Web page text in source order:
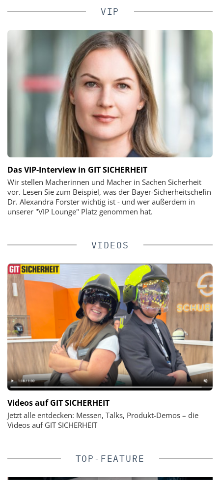
VIP
Das VIP-Interview in GIT SICHERHEIT
Wir stellen Macherinnen und Macher in Sachen Sicherheit
vor. Lesen Sie zum Beispiel, was der Bayer-Sicherheitschefin
Dr. Alexandra Forster wichtig ist - und wer außerdem in
unserer "VIP Lounge" Platz genommen hat.
VIDEOS
Videos auf GIT SICHERHEIT
Jetzt alle entdecken: Messen, Talks, Produkt-Demos – die
Videos auf GIT SICHERHEIT
TOP-FEATURE